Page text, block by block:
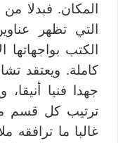
المكان. فبدلا
التي تظهر
الكتب بواجهاتها
كاملة. ويعتقد
جهدا فنيا
ترتيب كل قسم
غالبا ما ترافقه